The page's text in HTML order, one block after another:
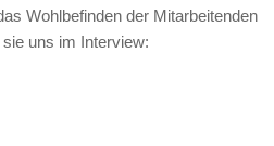
Wohlbefinden der Mitarbeitenden
uns im Interview: